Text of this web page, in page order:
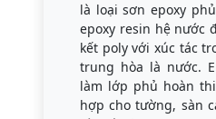
là loại sơn epoxy
epoxy resin hệ nước
kết poly với xúc tác
trung hòa là nước.
làm lớp phủ hoàn
hợp cho tường, sàn